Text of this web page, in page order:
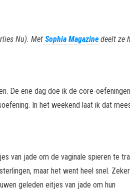
Nu). Met Sophia Magazine deelt ze
De ene dag doe ik de core-
In het weekend laat ik dat
van jade om de vaginale spieren te
maar het went heel snel.
geleden eitjes van jade om hun